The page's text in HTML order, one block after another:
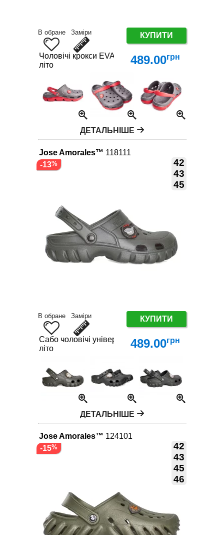
В обране Заміри КУПИТИ
Чоловічі крокси EVA сірі | Зручне літнє взуття
літо
489.00грн
ДЕТАЛЬНІШЕ
Jose Amorales™ 118111
42
43
45
В обране Заміри КУПИТИ
Сабо чоловічі універсальні EVA 41-46 | Купити
літо
489.00грн
-13
ДЕТАЛЬНІШЕ
Jose Amorales™ 124101
42
43
45
46
-15